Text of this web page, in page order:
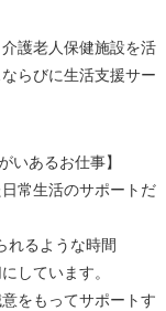
護老人保健施設を活
らびに生活支援サー
いあるお仕事】
常生活のサポートだ
れるような時間
しています。
をもってサポートす